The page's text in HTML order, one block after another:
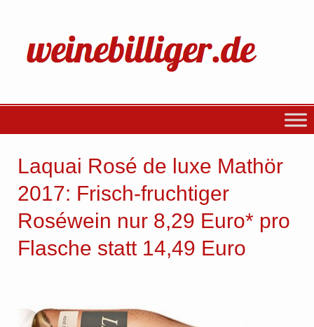
Laquai Rosé de luxe Mathör
2017: Frisch-fruchtiger
Roséwein nur 8,29 Euro* pro
Flasche statt 14,49 Euro